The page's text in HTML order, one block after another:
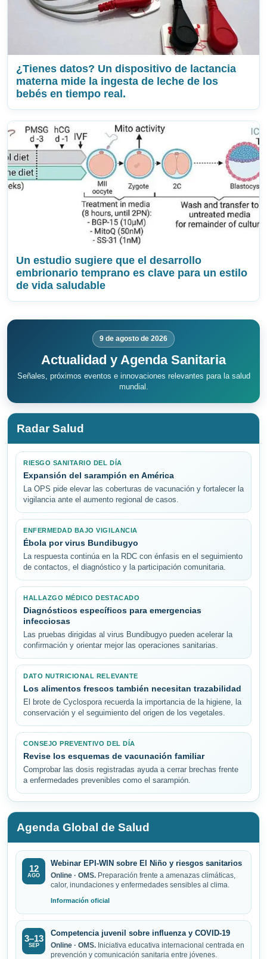
¿Tienes datos? Un dispositivo de lactancia
materna mide la ingesta de leche de los
bebés en tiempo real.
Un estudio sugiere que el desarrollo
embrionario temprano es clave para un estilo
de vida saludable
9 de agosto de 2026
Actualidad y Agenda Sanitaria
Señales, próximos eventos e innovaciones relevantes para la salud
mundial.
Radar Salud
RIESGO SANITARIO DEL DÍA
Expansión del sarampión en América
La OPS pide elevar las coberturas de vacunación y fortalecer la
vigilancia ante el aumento regional de casos.
ENFERMEDAD BAJO VIGILANCIA
Ébola por virus Bundibugyo
La respuesta continúa en la RDC con énfasis en el seguimiento
de contactos, el diagnóstico y la participación comunitaria.
HALLAZGO MÉDICO DESTACADO
Diagnósticos específicos para emergencias
infecciosas
Las pruebas dirigidas al virus Bundibugyo pueden acelerar la
confirmación y orientar mejor las operaciones sanitarias.
DATO NUTRICIONAL RELEVANTE
Los alimentos frescos también necesitan trazabilidad
El brote de Cyclospora recuerda la importancia de la higiene, la
conservación y el seguimiento del origen de los vegetales.
CONSEJO PREVENTIVO DEL DÍA
Revise los esquemas de vacunación familiar
Comprobar las dosis registradas ayuda a cerrar brechas frente
a enfermedades prevenibles como el sarampión.
Agenda Global de Salud
12
AGO
Webinar EPI-WIN sobre El Niño y riesgos sanitarios
Online · OMS. Preparación frente a amenazas climáticas,
calor, inundaciones y enfermedades sensibles al clima.
Información oficial
3–13
SEP
Competencia juvenil sobre influenza y COVID-19
Online · OMS. Iniciativa educativa internacional centrada en
prevención y comunicación sanitaria entre jóvenes.